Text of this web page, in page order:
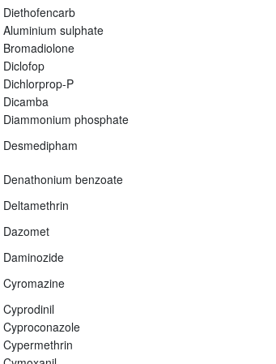
Diethofencarb
Aluminium sulphate
Bromadiolone
Diclofop
Dichlorprop-P
Dicamba
Diammonium phosphate
Desmedipham
Denathonium benzoate
Deltamethrin
Dazomet
Daminozide
Cyromazine
Cyprodinil
Cyproconazole
Cypermethrin